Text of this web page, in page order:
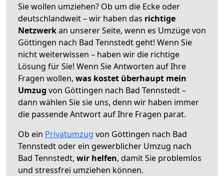
Sie wollen umziehen? Ob um die Ecke oder
deutschlandweit – wir haben das richtige
Netzwerkan unserer Seite, wenn es Umzüge von
Göttingen nach Bad Tennstedt geht! Wenn Sie
nicht weiterwissen – haben wir die richtige
Lösung für Sie! Wenn Sie Antworten auf Ihre
Fragen wollen, was kostet überhaupt mein
Umzug von Göttingen nach Bad Tennstedt –
dann wählen Sie sie uns, denn wir haben immer
die passende Antwort auf Ihre Fragen parat.
Ob ein Privatumzug von Göttingen nach Bad
Tennstedt oder ein gewerblicher Umzug nach
Bad Tennstedt, wir helfen, damit Sie problemlos
und stressfrei umziehen können.